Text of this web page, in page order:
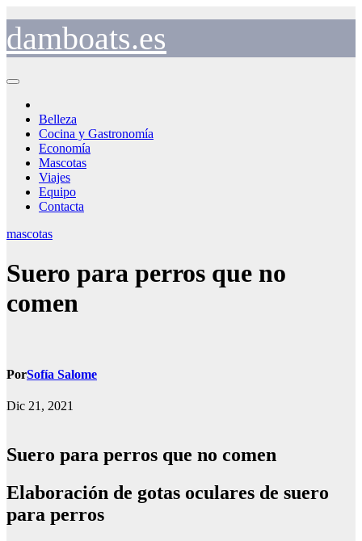
contenido
damboats.es
Belleza
Cocina y Gastronomía
Economía
Mascotas
Viajes
Equipo
Contacta
mascotas
Suero para perros que no
comen
PorSofía Salome
Dic 21, 2021
Suero para perros que no comen
Elaboración de gotas oculares de suero
para perros